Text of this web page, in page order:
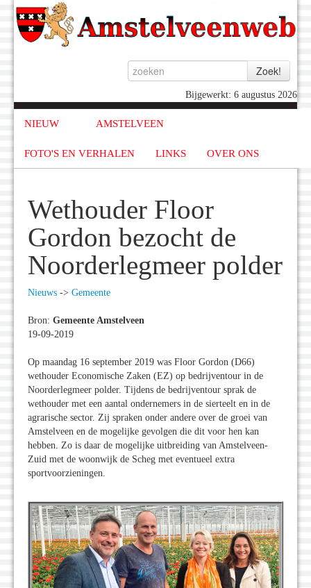
Bijgewerkt: 6 augustus 2026
NIEUW AMSTELVEEN
FOTO'S EN VERHALEN LINKS OVER ONS
Wethouder Floor
Gordon bezocht de
Noorderlegmeer polder
Nieuws -> Gemeente
Bron: Gemeente Amstelveen
19-09-2019
Op maandag 16 september 2019 was Floor Gordon (D66)
wethouder Economische Zaken (EZ) op bedrijventour in de
Noorderlegmeer polder. Tijdens de bedrijventour sprak de
wethouder met een aantal ondernemers in de sierteelt en in de
agrarische sector. Zij spraken onder andere over de groei van
Amstelveen en de mogelijke gevolgen die dit voor hen kan
hebben. Zo is daar de mogelijke uitbreiding van Amstelveen-
Zuid met de woonwijk de Scheg met eventueel extra
sportvoorzieningen.